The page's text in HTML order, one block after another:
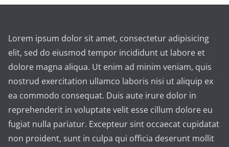
Lorem ipsum dolor sit amet, consectetur adipisicing
elit, sed do eiusmod tempor incididunt ut labore et
dolore magna aliqua. Ut enim ad minim veniam, quis
nostrud exercitation ullamco laboris nisi ut aliquip ex
ea commodo consequat. Duis aute irure dolor in
reprehenderit in voluptate velit esse cillum dolore eu
fugiat nulla pariatur. Excepteur sint occaecat cupidatat
non proident, sunt in culpa qui officia deserunt mollit